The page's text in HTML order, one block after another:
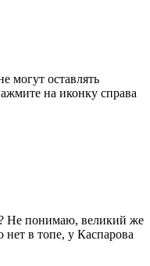
могут оставлять
на иконку справа
Не понимаю, великий же
нет в топе, у Каспарова